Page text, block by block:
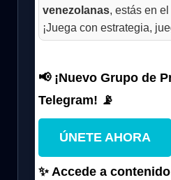
venezolanas, estás en
¡Juega con estrategia,
📢 ¡Nuevo Grupo de
Telegram! 📡
ÚNETE AHORA
✨ Accede a